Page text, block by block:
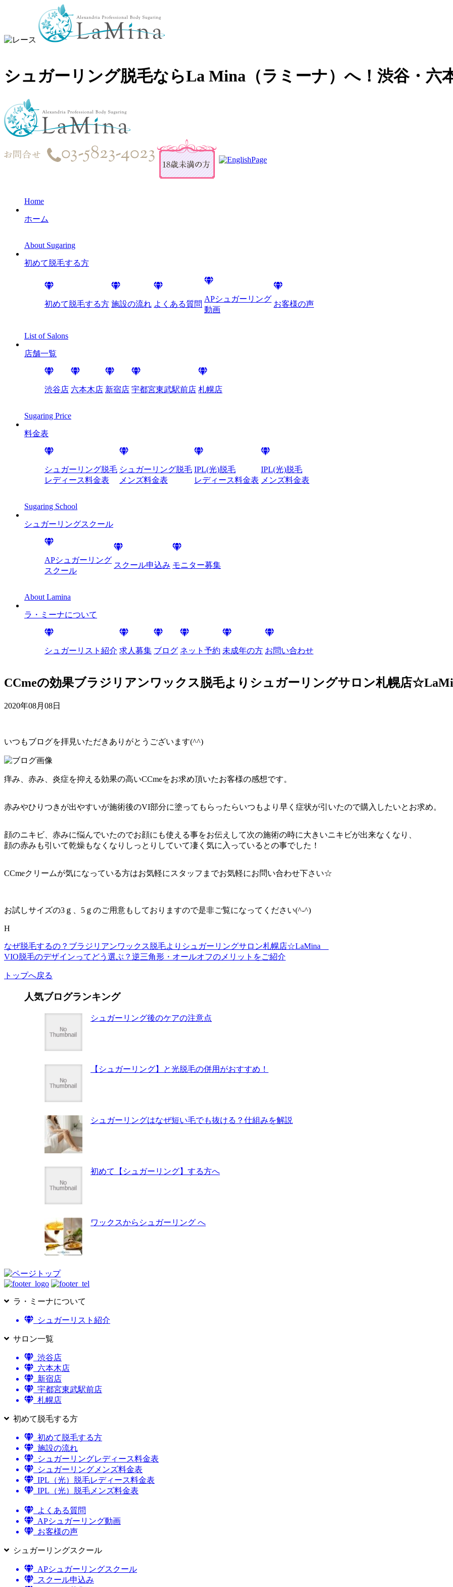
シュガーリング脱毛ならLa Mina（ラミーナ）へ！渋谷・六
Home
ホーム
About Sugaring
初めて脱毛する方
初めて脱毛する方 施設の流れ よくある質問
APシュガーリング
動画
お客様の声
List of Salons
店舗一覧
渋谷店 六本木店 新宿店 宇都宮東武駅前店 札幌店
Sugaring Price
料金表
シュガーリング脱毛
レディース料金表
シュガーリング脱毛
メンズ料金表
IPL(光)脱毛
レディース料金表
IPL(光)脱毛
メンズ料金表
Sugaring School
シュガーリングスクール
APシュガーリング
スクール
スクール申込み モニター募集
About Lamina
ラ・ミーナについて
シュガーリスト紹介 求人募集 ブログ ネット予約 未成年の方 お問い合わせ
CCmeの効果ブラジリアンワックス脱毛よりシュガーリングサロン札幌店
2020年08月08日
いつもブログを拝見いただきありがとうございます(^^)
痒み、赤み、炎症を抑える効果の高いCCmeをお求め頂いたお客様の感想です。
赤みやひりつきが出やすいが施術後のVI部分に塗ってもらったらいつもより早く症状が引いたので購入したいとお求め。
顔のニキビ、赤みに悩んでいたのでお顔にも使える事をお伝えして次の施術の時に大きいニキビが出来なくなり、
顔の赤みも引いて乾燥もなくなりしっとりしていて凄く気に入っているとの事でした！
CCmeクリームが気になっている方はお気軽にスタッフまでお気軽にお問い合わせ下さい☆
お試しサイズの3ｇ、5ｇのご用意もしておりますので是非ご覧になってください(^-^)
H
なぜ脱毛するの？ブラジリアンワックス脱毛よりシュガーリングサロン札幌店☆LaMina
VIO脱毛のデザインってどう選ぶ？逆三角形・オールオフのメリットをご紹介
トップへ戻る
人気ブログランキング
シュガーリング後のケアの注意点
【シュガーリング】と光脱毛の併用がおすすめ！
シュガーリングはなぜ短い毛でも抜ける？仕組みを解説
初めて【シュガーリング】する方へ
ワックスからシュガーリング へ
ラ・ミーナについて
シュガーリスト紹介
サロン一覧
渋谷店
六本木店
新宿店
宇都宮東武駅前店
札幌店
初めて脱毛する方
初めて脱毛する方
施設の流れ
シュガーリングレディース料金表
シュガーリングメンズ料金表
IPL（光）脱毛レディース料金表
IPL（光）脱毛メンズ料金表
よくある質問
APシュガーリング動画
お客様の声
シュガーリングスクール
APシュガーリングスクール
スクール申込み